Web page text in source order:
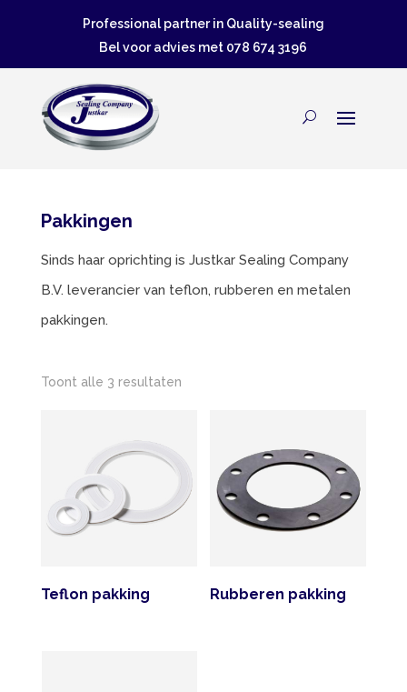
Professional partner in Quality-sealing
Bel voor advies met 078 674 3196
Pakkingen
Sinds haar oprichting is Justkar Sealing Company
B.V. leverancier van teflon, rubberen en metalen
pakkingen.
Toont alle 3 resultatenGesorteerd
Teflon pakking Rubberen pakking